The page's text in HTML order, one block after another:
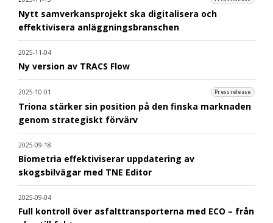
Nytt samverkansprojekt ska digitalisera och
effektivisera anläggningsbranschen
2025-11-04
Ny version av TRACS Flow
2025-10-01 Pressrelease
Triona stärker sin position på den finska marknaden
genom strategiskt förvärv
2025-09-18
Biometria effektiviserar uppdatering av
skogsbilvägar med TNE Editor
2025-09-04
Full kontroll över asfalttransporterna med ECO – från